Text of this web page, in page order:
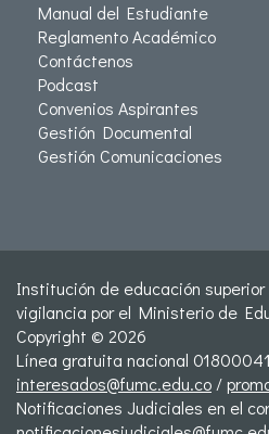
Manual del Estudiante
Reglamento Académico
Contáctenos
Podcast
Convenios Aspirantes
Gestión Documental
Gestión Comunicaciones
Institución de educación
vigilancia por el Ministerio de
Copyright © 2026
Línea gratuita nacional
interesados@fumc.edu.co /
Notificaciones Judiciales en el